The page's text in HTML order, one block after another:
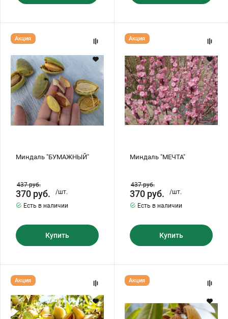
Миндаль
"БУМАЖНЫЙ"
Миндаль "БУМАЖНЫЙ"
Акция
437руб.
370 руб.
/шт.
Есть в наличии
Купить
Миндаль
"МЕЧТА"
Миндаль "МЕЧТА"
Акция
437руб.
370 руб.
/шт.
Есть в наличии
Купить
Миндаль
"ЯЛТИНСКИЙ"
Акция
Миндаль
"КАЛИФОРНИЙСКИЙ"
Акция